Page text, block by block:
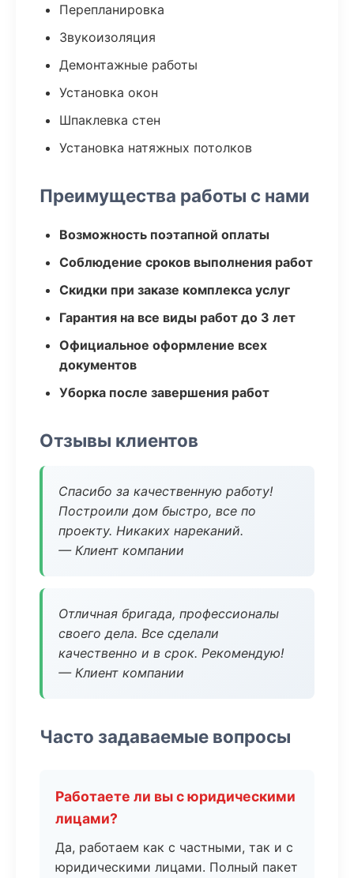
Перепланировка
Звукоизоляция
Демонтажные работы
Установка окон
Шпаклевка стен
Установка натяжных потолков
Преимущества работы с нами
Возможность поэтапной оплаты
Соблюдение сроков выполнения работ
Скидки при заказе комплекса услуг
Гарантия на все виды работ до 3 лет
Официальное оформление всех
документов
Уборка после завершения работ
Отзывы клиентов
Спасибо за качественную работу!
Построили дом быстро, все по
проекту. Никаких нареканий.
— Клиент компании
Отличная бригада, профессионалы
своего дела. Все сделали
качественно и в срок. Рекомендую!
— Клиент компании
Часто задаваемые вопросы
Работаете ли вы с юридическими
лицами?
Да, работаем как с частными, так и с
юридическими лицами. Полный пакет